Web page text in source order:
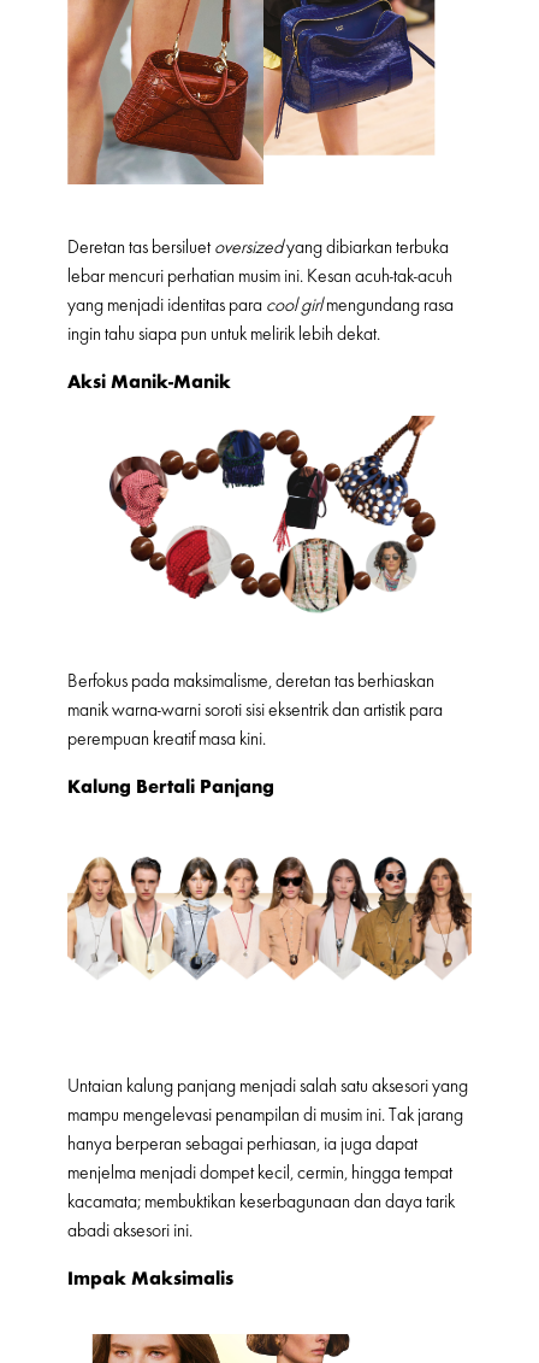
Deretan tas bersiluetoversizedyang dibiarkan terbuka
lebar mencuri perhatian musim ini. Kesan acuh-tak-acuh
yang menjadi identitas para cool girlmengundang rasa
ingin tahu siapa pun untuk melirik lebih dekat.
Aksi Manik-Manik
Berfokus pada maksimalisme, deretan tas berhiaskan
manik warna-warni soroti sisi eksentrik dan artistik para
perempuan kreatif masa kini.
Kalung Bertali Panjang
Untaian kalung panjang menjadi salah satu aksesori yang
mampu mengelevasi penampilan di musim ini. Tak jarang
hanya berperan sebagai perhiasan, ia juga dapat
menjelma menjadi dompet kecil, cermin, hingga tempat
kacamata; membuktikan keserbagunaan dan daya tarik
abadi aksesori ini.
Impak Maksimalis